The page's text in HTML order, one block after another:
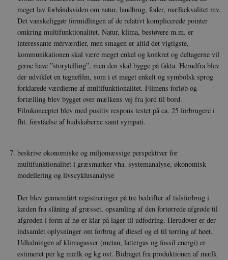
meget lav forhåndsviden om natur, landbrug, foder, mælkekvalitet mv.
Det vanskeliggør formidlingen af de relativt komplicerede pointer
omkring multifunktionalitet. Natur, klima, bestøvere m.m. er
interessante mérværdier, men smagen er altid det vigtigste,
kommunikationen skal være meget enkel og konkret og deltagerne vil
gerne have ”storytelling”, men den skal bygge på fakta. Herudfra blev
der udviklet en tegnefilm, som i et meget enkelt og symbolsk sprog
forklarede værdierne af multifunktionalitet. Filmens forløb og
fortælling blev bygget over mælkens vej fra jord til bord.
Filmkonceptet blev med positiv respons testet på ca. 25 forbrugere i
fht. forståelse af budskaberne samt sympati.
beskrive økonomiske og miljømæssige perspektiver for
multifunktionalitet i græsmarker vha. systemanalyse, økonomisk
modellering og livscyklusanalyse
Der blev gennemført registreringer på tre bedrifter af tidsforbrug i
kæden fra slåning af græsset, opsamling af den fortørrede afgrøde til
afgrøden i form af hø er klar på lager til udfodring. Herudover er der
indsamlet oplysninger om forbrug af diesel og el til tørring af høet.
Udledningen af klimagasser (metan, lattergas og fossil energi) er
estimeret per kg mælk og kg ost. Bidraget fra produktionen af mælk
Inc.